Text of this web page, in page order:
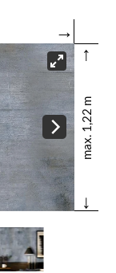
→
↑
max. 1,22 m
↓